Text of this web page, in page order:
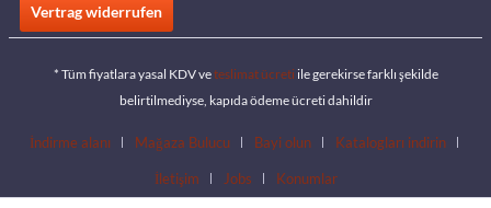
Vertrag widerrufen
* Tüm fiyatlara yasal KDV veteslimat ücreti ile gerekirse farklı şekilde
belirtilmediyse, kapıda ödeme ücreti dahildir
İndirme alanı Mağaza Bulucu Bayi olun Katalogları indirin
İletişim Jobs Konumlar